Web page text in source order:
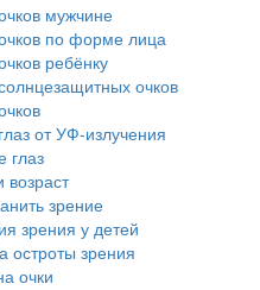
мужчине
по форме лица
ребёнку
очков
от УФ-излучения
глаз
возраст
зрение
зрения у детей
остроты зрения
очки